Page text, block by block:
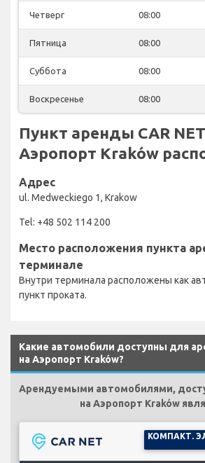
Четверг 08:00
Пятница 08:00
Суббота 08:00
Воскресенье 08:00
Пункт аренды CAR
Аэропорт Kraków
Адрес
ul. Medweckiego 1, Krakow
Tel: +48 502 114 200
Место расположения пункта
терминале
Внутри терминала расположены как
пункт проката.
Какие автомобили доступны для
на Аэропорт Kraków?
Арендуемыми автомобилями,
на Аэропорт Kraków
КОМПАКТ.